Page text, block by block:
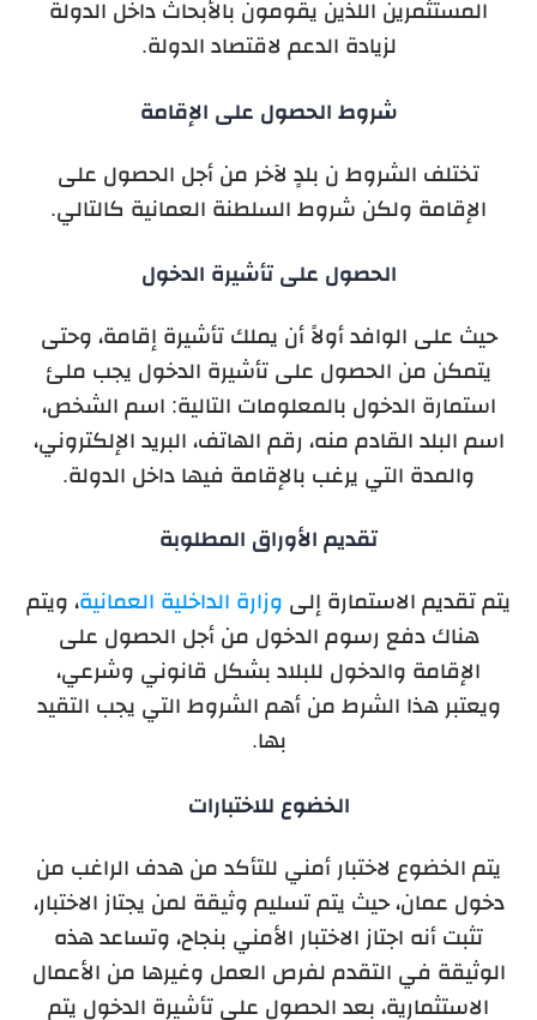
المستثمرين اللذين يقومون بالأبحاث داخل الدولة
لزيادة الدعم لاقتصاد الدولة.
شروط الحصول على الإقامة
تختلف الشروط ن بلدٍ لآخر من أجل الحصول على
الإقامة ولكن شروط السلطنة العمانية كالتالي.
الحصول على تأشيرة الدخول
حيث على الوافد أولاً أن يملك تأشيرة إقامة، وحتى
يتمكن من الحصول على تأشيرة الدخول يجب ملئ
استمارة الدخول بالمعلومات التالية: اسم الشخص،
اسم البلد القادم منه، رقم الهاتف، البريد الإلكتروني،
والمدة التي يرغب بالإقامة فيها داخل الدولة.
تقديم الأوراق المطلوبة
يتم تقديم الاستمارة إلى وزارة الداخلية العمانية، ويتم
هناك دفع رسوم الدخول من أجل الحصول على
الإقامة والدخول للبلاد بشكل قانوني وشرعي،
ويعتبر هذا الشرط من أهم الشروط التي يجب التقيد
بها.
الخضوع للاختبارات
يتم الخضوع لاختبار أمني للتأكد من هدف الراغب من
دخول عمان، حيث يتم تسليم وثيقة لمن يجتاز الاختبار،
تثبت أنه اجتاز الاختبار الأمني بنجاح، وتساعد هذه
الوثيقة في التقدم لفرص العمل وغيرها من الأعمال
الاستثمارية، بعد الحصول على تأشيرة الدخول يتم